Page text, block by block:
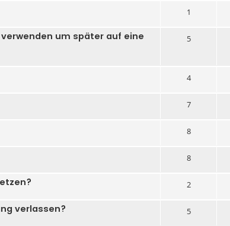
1
um später auf eine
5
4
7
8
8
2
verlassen? 5